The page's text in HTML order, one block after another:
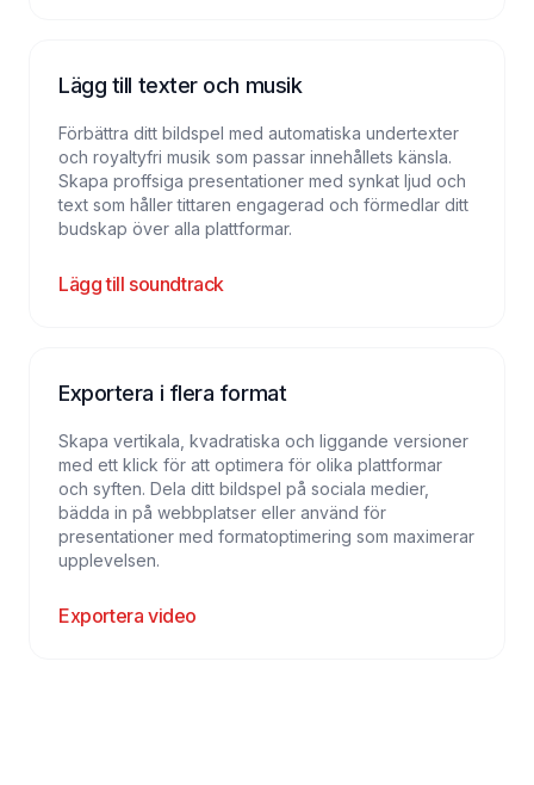
Lägg till texter och musik
Förbättra ditt bildspel med automatiska undertexter
och royaltyfri musik som passar innehållets känsla.
Skapa proffsiga presentationer med synkat ljud och
text som håller tittaren engagerad och förmedlar ditt
budskap över alla plattformar.
Lägg till soundtrack
Exportera i flera format
Skapa vertikala, kvadratiska och liggande versioner
med ett klick för att optimera för olika plattformar
och syften. Dela ditt bildspel på sociala medier,
bädda in på webbplatser eller använd för
presentationer med formatoptimering som maximerar
upplevelsen.
Exportera video